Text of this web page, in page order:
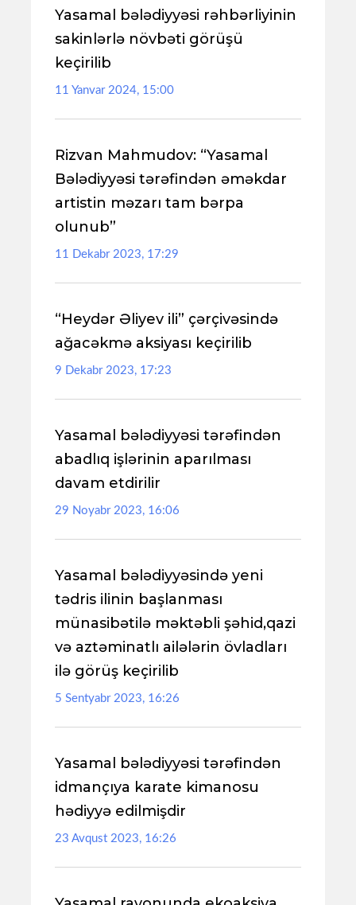
Yasamal bələdiyyəsi rəhbərliyinin
sakinlərlə növbəti görüşü
keçirilib
11 Yanvar 2024, 15:00
Rizvan Mahmudov: “Yasamal
Bələdiyyəsi tərəfindən əməkdar
artistin məzarı tam bərpa
olunub”
11 Dekabr 2023, 17:29
“Heydər Əliyev ili” çərçivəsində
ağacəkmə aksiyası keçirilib
9 Dekabr 2023, 17:23
Yasamal bələdiyyəsi tərəfindən
abadlıq işlərinin aparılması
davam etdirilir
29 Noyabr 2023, 16:06
Yasamal bələdiyyəsində yeni
tədris ilinin başlanması
münasibətilə məktəbli şəhid,qazi
və aztəminatlı ailələrin övladları
ilə görüş keçirilib
5 Sentyabr 2023, 16:26
Yasamal bələdiyyəsi tərəfindən
idmançıya karate kimanosu
hədiyyə edilmişdir
23 Avqust 2023, 16:26